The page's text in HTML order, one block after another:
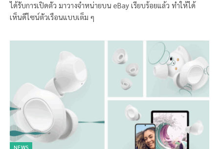
ได้รับการเปิดตัว มาวางจำหน่ายบน eBay เรียบร้อยแล้ว ทำให้ได้
เห็นดีไซน์ตัวเรือนแบบเต็ม ๆ
NEWS